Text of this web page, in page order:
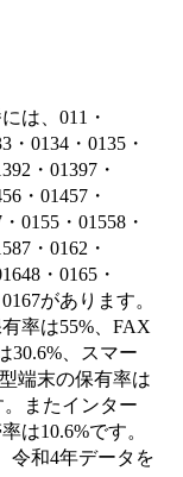
は、011・
・0134・0135・
・01397・
・01457・
0155・01558・
・0162・
・0165・
があります。
率は55%、FAX
30.6%、スマー
端末の保有率は
。またインター
は10.6%です。
令和4年データを